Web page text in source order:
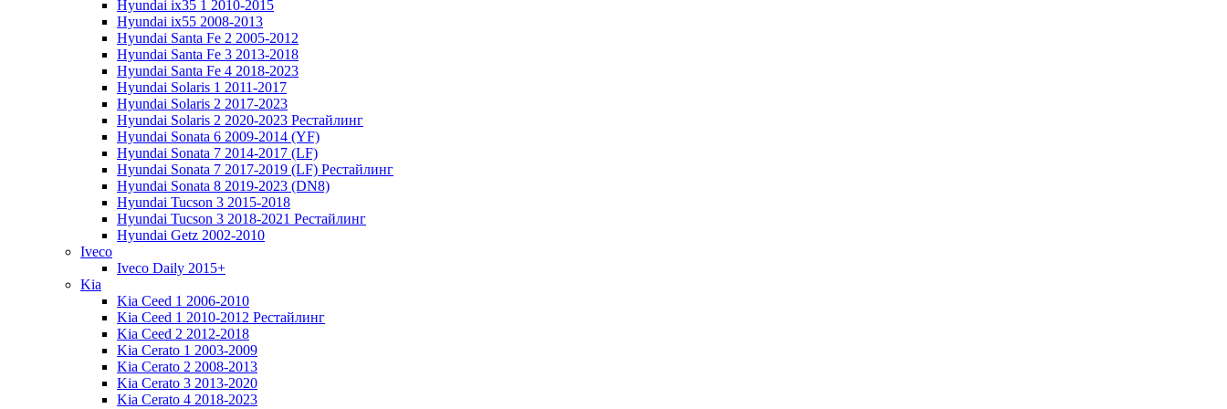
Hyundai ix35 1 2010-2015
Hyundai ix55 2008-2013
Hyundai Santa Fe 2 2005-2012
Hyundai Santa Fe 3 2013-2018
Hyundai Santa Fe 4 2018-2023
Hyundai Solaris 1 2011-2017
Hyundai Solaris 2 2017-2023
Hyundai Solaris 2 2020-2023 Рестайлинг
Hyundai Sonata 6 2009-2014 (YF)
Hyundai Sonata 7 2014-2017 (LF)
Hyundai Sonata 7 2017-2019 (LF) Рестайлинг
Hyundai Sonata 8 2019-2023 (DN8)
Hyundai Tucson 3 2015-2018
Hyundai Tucson 3 2018-2021 Рестайлинг
Hyundai Getz 2002-2010
Iveco
Iveco Daily 2015+
Kia
Kia Ceed 1 2006-2010
Kia Ceed 1 2010-2012 Рестайлинг
Kia Ceed 2 2012-2018
Kia Cerato 1 2003-2009
Kia Cerato 2 2008-2013
Kia Cerato 3 2013-2020
Kia Cerato 4 2018-2023